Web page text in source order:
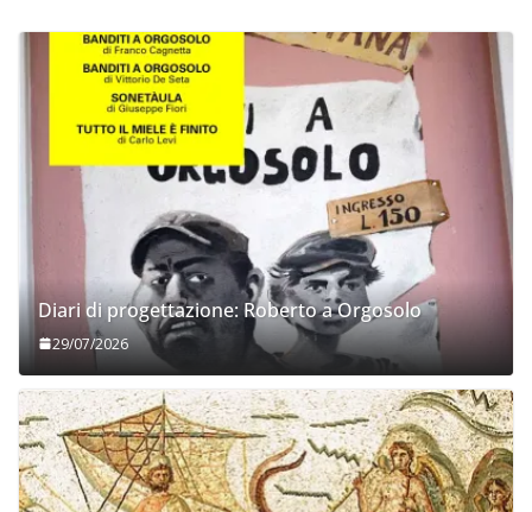
Diari di progettazione: Roberto a Orgosolo
29/07/2026